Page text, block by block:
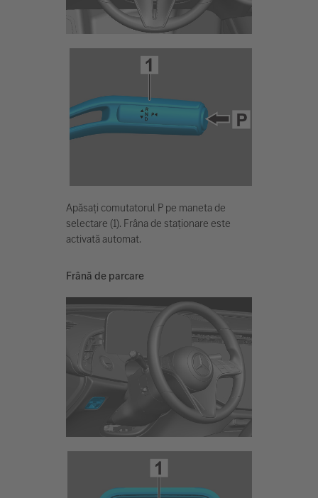
Apăsați comutatorul P pe maneta de
selectare (1). Frâna de staționare este
activată automat.
Frână de parcare